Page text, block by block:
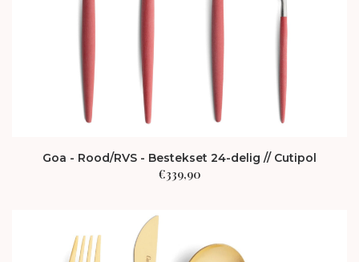
Goa - Rood/RVS - Bestekset 24-delig // Cutipol
€339,90